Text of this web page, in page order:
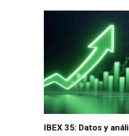
IBEX 35: Datos y